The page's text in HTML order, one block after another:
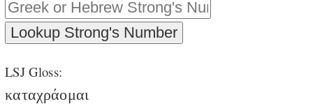
LSJ Gloss:
καταχράομαι